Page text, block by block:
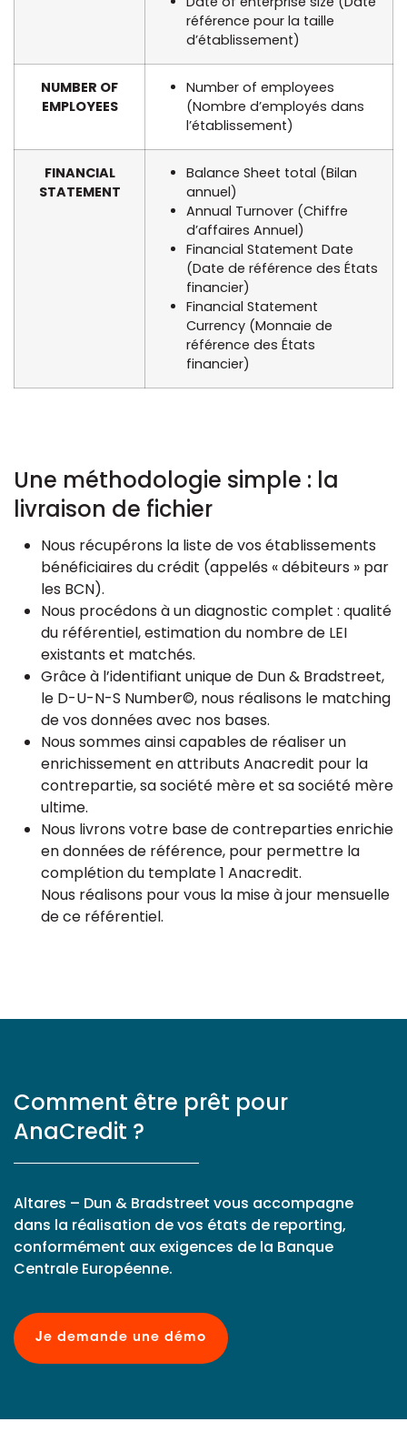
référence pour la taille
d’établissement)
NUMBER OF
EMPLOYEES
Number of employees
(Nombre d’employés dans
l’établissement)
FINANCIAL
STATEMENT
Balance Sheet total (Bilan
annuel)
Annual Turnover (Chiffre
d’affaires Annuel)
Financial Statement Date
(Date de référence des États
financier)
Financial Statement
Currency (Monnaie de
référence des États
financier)
Une méthodologie simple : la
livraison de fichier
Nous récupérons la liste de vos établissements
bénéficiaires du crédit (appelés « débiteurs » par
les BCN).
Nous procédons à un diagnostic complet : qualité
du référentiel, estimation du nombre de LEI
existants et matchés.
Grâce à l’identifiant unique de Dun & Bradstreet,
le D-U-N-S Number©, nous réalisons le matching
de vos données avec nos bases.
Nous sommes ainsi capables de réaliser un
enrichissement en attributs Anacredit pour la
contrepartie, sa société mère et sa société mère
ultime.
Nous livrons votre base de contreparties enrichie
en données de référence, pour permettre la
complétion du template 1 Anacredit.
Nous réalisons pour vous la mise à jour mensuelle
de ce référentiel.
Comment être prêt pour
AnaCredit ?
Altares – Dun & Bradstreet vous accompagne
dans la réalisation de vos états de reporting,
conformément aux exigences de la Banque
Centrale Européenne.
Je demande une démo